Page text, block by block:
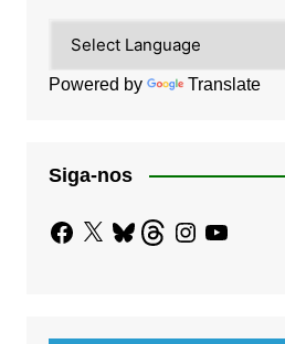
Powered by Translate
Siga-nos
Facebook
X BlueskyThreadsInstagram
YouTube